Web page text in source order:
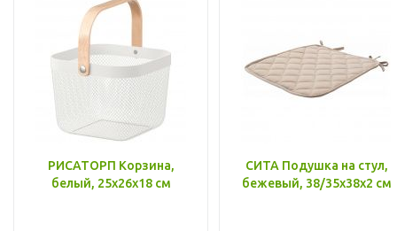
РИСАТОРП Корзина,
белый, 25x26x18 см
СИТА Подушка на стул,
бежевый, 38/35x38x2 см